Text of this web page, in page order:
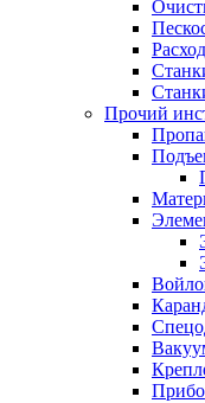
Прочий